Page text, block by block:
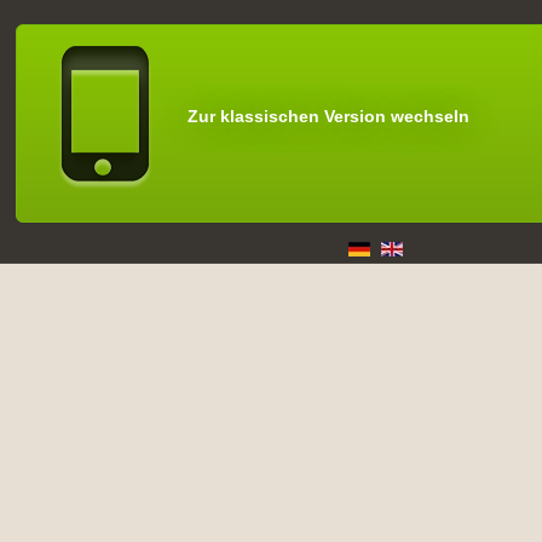
Zur klassischen Version wechseln